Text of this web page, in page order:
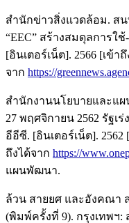
สำนักข่าวสิ่งแวดล้อม. ส
“EEC” สร้างสมดุลการใ
[อินเตอร์เน็ต]. 2566 [เข้า
จาก https://
สำนักงานนโยบายและแ
27 พฤศจิกายน 2562 รัฐ
อีอีซี. [อินเตอร์เน็ต]. 2562
ถึงได้จาก https://
แผนพัฒนา.
ล้วน สายยศ และอังคณา
(พิมพ์ครั้งที่ 9). กรุงเทพฯ: